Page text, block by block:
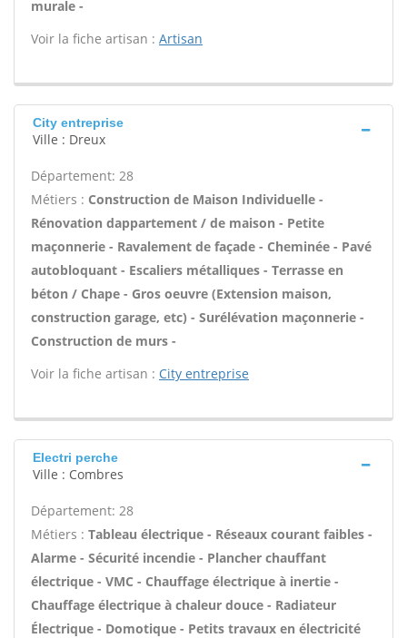
murale -
Voir la fiche artisan : Artisan
City entreprise
Ville : Dreux
Département: 28
Métiers : Construction de Maison Individuelle -
Rénovation dappartement / de maison - Petite
maçonnerie - Ravalement de façade - Cheminée - Pavé
autobloquant - Escaliers métalliques - Terrasse en
béton / Chape - Gros oeuvre (Extension maison,
construction garage, etc) - Surélévation maçonnerie -
Construction de murs -
Voir la fiche artisan : City entreprise
Electri perche
Ville : Combres
Département: 28
Métiers : Tableau électrique - Réseaux courant faibles -
Alarme - Sécurité incendie - Plancher chauffant
électrique - VMC - Chauffage électrique à inertie -
Chauffage électrique à chaleur douce - Radiateur
Électrique - Domotique - Petits travaux en électricité